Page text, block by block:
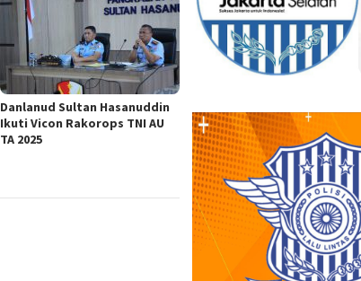
Danlanud Sultan Hasanuddin
Ikuti Vicon Rakorops TNI AU
TA 2025